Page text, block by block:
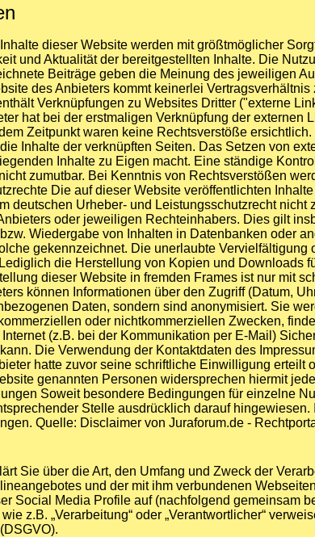
dieser Website werden mit größtmöglicher
und Aktualität der bereitgestellten Inhalte. Die
Beiträge geben die Meinung des jeweiligen
des Anbieters kommt keinerlei
Verknüpfungen zu Websites Dritter ("externe
hat bei der erstmaligen Verknüpfung der externen
Zeitpunkt waren keine Rechtsverstöße
Inhalte der verknüpften Seiten. Das Setzen von
Inhalte zu Eigen macht. Eine ständige
zumutbar. Bei Kenntnis von Rechtsverstößen
Die auf dieser Website veröffentlichten
deutschen Urheber- und Leistungsschutzrecht
oder jeweiligen Rechteinhabers. Dies gilt
Wiedergabe von Inhalten in Datenbanken oder
gekennzeichnet. Die unerlaubte
die Herstellung von Kopien und Downloads
dieser Website in fremden Frames ist nur mit
können Informationen über den Zugriff (Datum,
Daten, sondern sind anonymisiert. Sie
oder nichtkommerziellen Zwecken,
(z.B. bei der Kommunikation per E-Mail)
Die Verwendung der Kontaktdaten des
hatte zuvor seine schriftliche Einwilligung erteilt
genannten Personen widersprechen hiermit
Soweit besondere Bedingungen für einzelne
Stelle ausdrücklich darauf
Quelle: Disclaimer von Juraforum.de -
Sie über die Art, den Umfang und Zweck der
und der mit ihm verbundenen
Social Media Profile auf (nachfolgend gemeinsam
z.B. „Verarbeitung“ oder „Verantwortlicher“